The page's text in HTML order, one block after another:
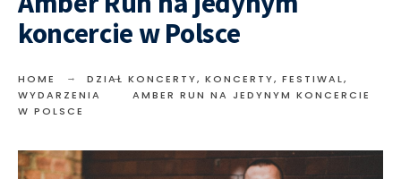
koncercie w Polsce
HOME DZIAŁ KONCERTY, KONCERTY, FESTIWAL,
WYDARZENIA
AMBER RUN NA JEDYNYM KONCERCIE
W POLSCE